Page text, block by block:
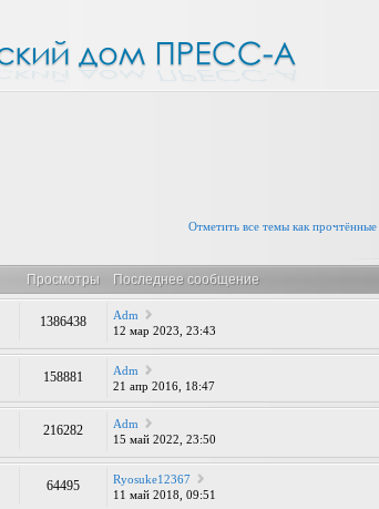
Отметить все темы как прочтённые
Просмотры Последнее сообщение
1386438
Adm
12 мар 2023, 23:43
158881
Adm
21 апр 2016, 18:47
216282
Adm
15 май 2022, 23:50
64495
Ryosuke12367
11 май 2018, 09:51